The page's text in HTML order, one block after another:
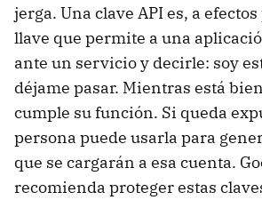
jerga. Una clave API es, a
llave que permite a una
ante un servicio y decirle: soy
déjame pasar. Mientras está
cumple su función. Si queda
persona puede usarla para
que se cargarán a esa cuenta.
recomienda proteger estas